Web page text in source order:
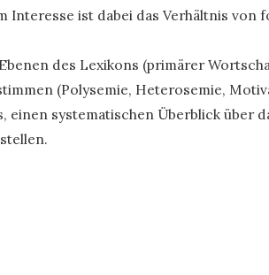
Interesse ist dabei das Verhältnis
des Lexikons (primärer
(Polysemie, Heterosemie,
systematischen Überblick über